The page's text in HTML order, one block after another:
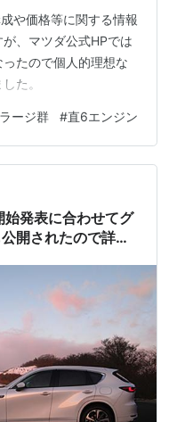
や価格等に関する情報
、マツダ公式HPでは
たので個人的理想な
た。
ラージ群 #直6エンジン
発表に合わせてグ
開されたので詳し